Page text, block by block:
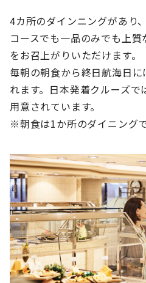
4カ所のダインニングがあり
コースでも一品のみでも上
をお召上がりいただけます。
毎朝の朝食から終日航海日
れます。日本発着クルーズで
用意されています。
※朝食は1か所のダイニング